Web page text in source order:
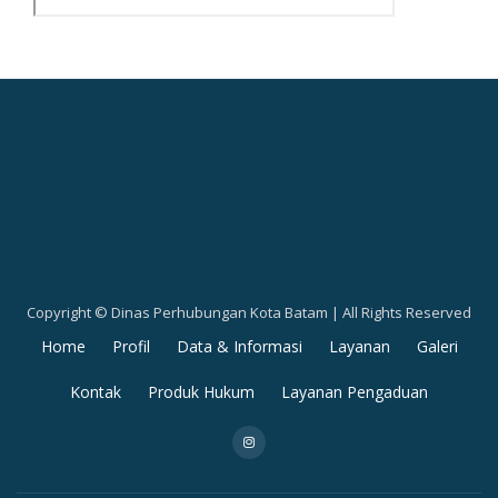
Copyright © Dinas Perhubungan Kota Batam | All Rights Reserved
Secondary
Menu
Home Profil Data & Informasi Layanan Galeri
Kontak Produk Hukum Layanan Pengaduan
fa-
instagram